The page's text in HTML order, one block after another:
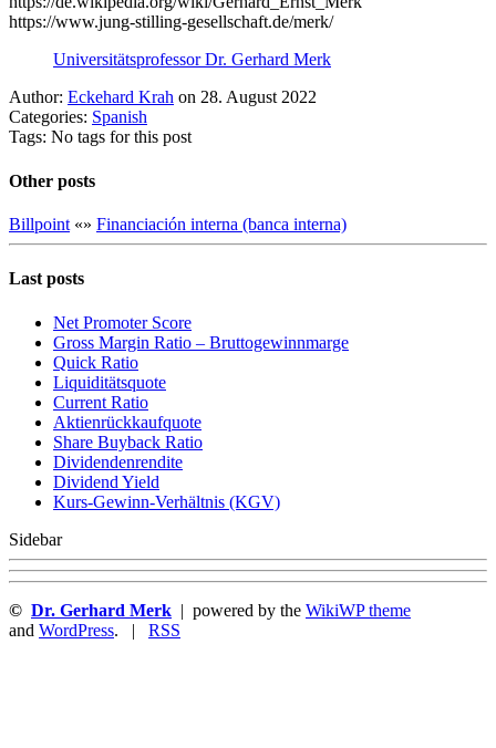
https://www.jung-stilling-gesellschaft.de/merk/
Universitätsprofessor Dr. Gerhard Merk
Author: Eckehard Krah on 28. August 2022
Categories: Spanish
Tags: No tags for this post
Other posts
Billpoint «» Financiación interna (banca interna)
Last posts
Net Promoter Score
Gro ss Margin Ratio – Bruttogewinnmarge
Quic k Ratio
Liquiditätsquote
Current Ratio
Aktienrückkaufquote
Sha re Buyback Ratio
Dividendenrendite
Dividend Yield
Kurs-Gewinn-Verhältnis (KGV)
Sidebar
© Dr. Gerhard Merk | powered by the WikiWP theme
and WordPress. | RSS